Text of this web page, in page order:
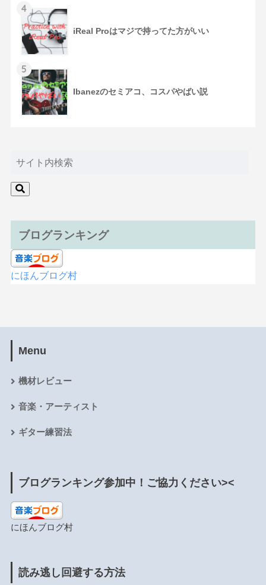
4
iReal Proはマジで持ってた方がいい
5
Ibanezのセミアコ、コスパやばい説
ブログランキング
にほんブログ村
Menu
機材レビュー
音楽・アーティスト
ギター練習法
ブログランキング参加中！ご協力ください><
にほんブログ村
読み逃し回避する方法